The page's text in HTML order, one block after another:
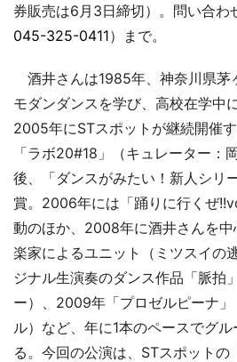
券販売は6月3日締切）。問い合わ
045-325-0411）まで。
酒井さんは1985年、神奈川県茅
モダンダンスを学び、高校在学中
2005年にSTスポットが継続開催
「ラボ20#18」（キュレーター：
後、「ダンスがみたい！新人シリ
賞。2006年には「踊りに行くぜ
動のほか、2008年に酒井さんを
楽家によるユニット（ミツスイの
ジナル生演奏のダンス作品「脈拍
ー）、2009年「プロゼルピーナ
ル）など、年に1本のペースでグ
る。今回の公演は、STスポット